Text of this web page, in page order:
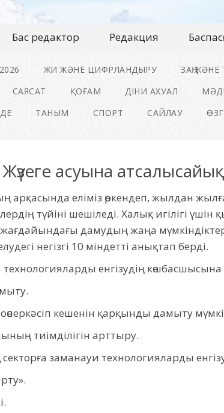
Бас редактор Редакция
ЖИ ЖӘНЕ ЦИФРЛАНДЫРУ ЗАҢ ЖӘНЕ
САЯСАТ ҚОҒАМ ДІНИ АХУАЛ
ТАНЫМ СПОРТ САЙЛАУ
Жүзеге асуына атсалысайық
еліміз өркендеп, жылдан жылға
түйіні шешіледі. Халық игілігі
жағдайындағы дамудың жаңа
негізгі 10 міндетті анықтап берді.
енгізудің көшбасшысына
кешенін қарқынды дамыту
тиімділігін арттыру.
заманауи технологияларды